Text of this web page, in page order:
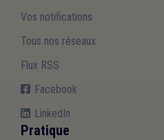
Vos notifications
Tous nos réseaux
Flux RSS
Facebook
LinkedIn
Pratique